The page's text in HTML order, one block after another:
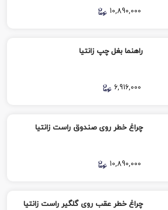
10,890,000
راهنما بغل چپ زانتیا
6,916,000
چراغ خطر روی صندوق راست زانتیا
10,890,000
چراغ خطر عقب روی گلگیر راست زانتیا